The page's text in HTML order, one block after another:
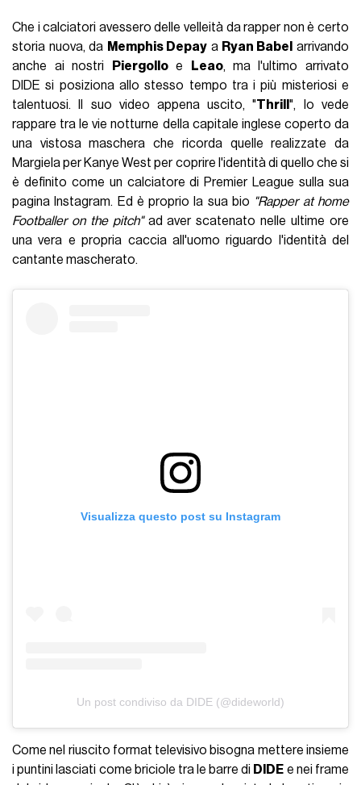
Che i calciatori avessero delle velleità da rapper non è certo
storia nuova, da Memphis Depay a Ryan Babel
arrivando
anche ai nostri
Piergolloe Leao, ma l'ultimo arrivato
DIDE si posiziona allo stesso tempo tra i più misteriosi e
talentuosi. Il suo video appena uscito, "Thrill", lo vede
rappare tra le vie notturne della capitale inglese coperto da
una vistosa maschera che ricorda quelle realizzate da
Margiela per Kanye West per coprire l'identità di quello che si
è definito come un calciatore di Premier League sulla sua
pagina Instagram. Ed è proprio la sua bio "Rapper at home
Footballer on the pitch"ad aver scatenato nelle ultime ore
una vera e propria caccia all'uomo riguardo l'identità del
cantante mascherato.
Visualizza questo post su Instagram
Un post condiviso da DIDE (@dideworld)
⁣Come nel riuscito format televisivo bisogna mettere insieme
i puntini lasciati come briciole tra le barre di DIDE e nei frame